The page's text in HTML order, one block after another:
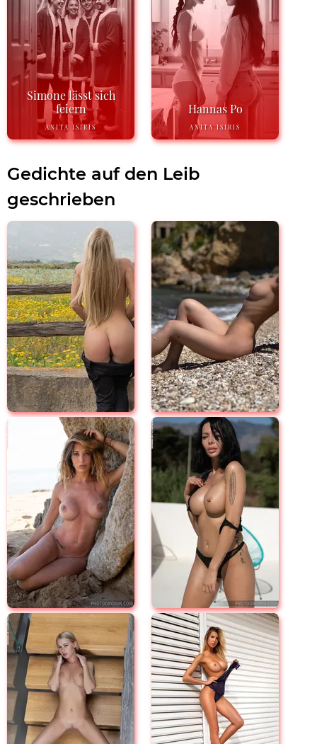
Simone lässt sich
feiern
ANITA ISIRIS
Hannas Po
ANITA ISIRIS
Gedichte auf den Leib
geschrieben